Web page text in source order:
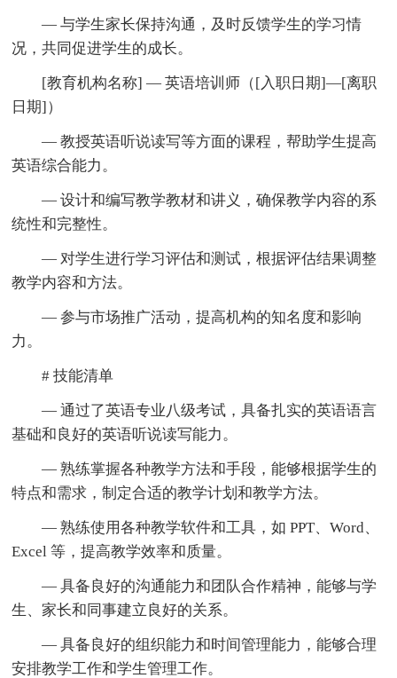
— 与学生家长保持沟通，及时反馈学生的学习情
况，共同促进学生的成长。
[教育机构名称] — 英语培训师（[入职日期]—[离职
日期]）
— 教授英语听说读写等方面的课程，帮助学生提高
英语综合能力。
— 设计和编写教学教材和讲义，确保教学内容的系
统性和完整性。
— 对学生进行学习评估和测试，根据评估结果调整
教学内容和方法。
— 参与市场推广活动，提高机构的知名度和影响
力。
# 技能清单
— 通过了英语专业八级考试，具备扎实的英语语言
基础和良好的英语听说读写能力。
— 熟练掌握各种教学方法和手段，能够根据学生的
特点和需求，制定合适的教学计划和教学方法。
— 熟练使用各种教学软件和工具，如 PPT、Word、
Excel 等，提高教学效率和质量。
— 具备良好的沟通能力和团队合作精神，能够与学
生、家长和同事建立良好的关系。
— 具备良好的组织能力和时间管理能力，能够合理
安排教学工作和学生管理工作。